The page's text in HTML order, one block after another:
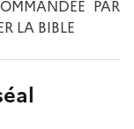
PAR
LA BIBLE